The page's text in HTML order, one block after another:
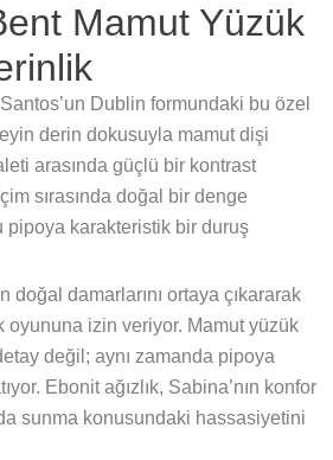
Mamut Yüzük
Dublin formundaki bu özel
derin dokusuyla mamut dişi
arasında güçlü bir kontrast
sırasında doğal bir denge
pipoya karakteristik bir duruş
doğal damarlarını ortaya çıkararak
oyununa izin veriyor. Mamut yüzük
değil; aynı zamanda pipoya
Ebonit ağızlık, Sabina’nın konfor
sunma konusundaki hassasiyetini